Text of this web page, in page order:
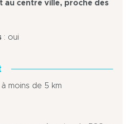
au centre ville, proche des
: oui
moins de 5 km